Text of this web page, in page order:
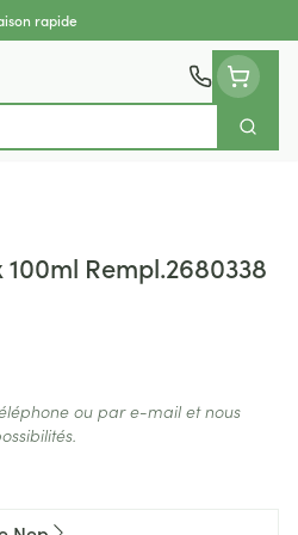
rapide
Rempl.2680338
ou par e-mail et nous